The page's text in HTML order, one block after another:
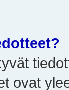
ovat